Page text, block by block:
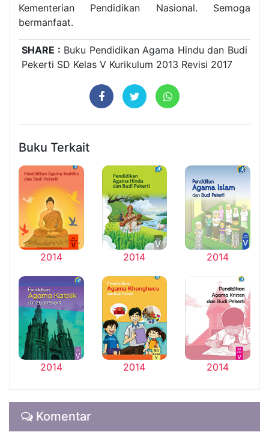
Kementerian Pendidikan Nasional. Semoga
bermanfaat.
SHARE : Buku Pendidikan Agama Hindu dan Budi
Pekerti SD Kelas V Kurikulum 2013 Revisi 2017
Buku Terkait
2014 2014 2014
2014 2014 2014
Komentar